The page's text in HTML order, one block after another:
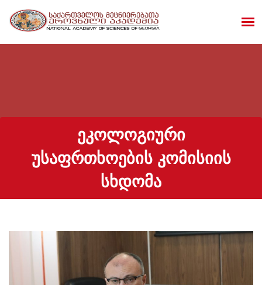
ᲔᲙᲝᲚᲝᲒᲘᲣᲠᲘ
ᲣᲡᲐᲤᲠᲗᲮᲝᲔᲑᲘᲡ ᲙᲝᲛᲘᲡᲘᲘᲡ
ᲡᲮᲓᲝᲛᲐ